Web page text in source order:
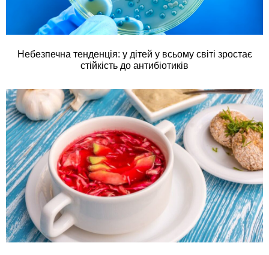
Небезпечна тенденція: у дітей у всьому світі зростає
стійкість до антибіотиків